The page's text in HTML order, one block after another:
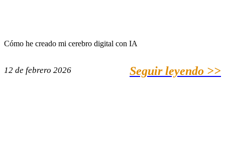
Cómo he creado mi cerebro digital con IA
12 de febrero 2026 Seguir leyendo >>